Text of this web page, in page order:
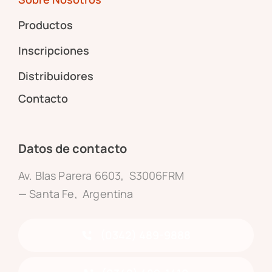
Productos
Inscripciones
Distribuidores
Contacto
Datos de contacto
Av. Blas Parera 6603, S3006FRM
— Santa Fe, Argentina